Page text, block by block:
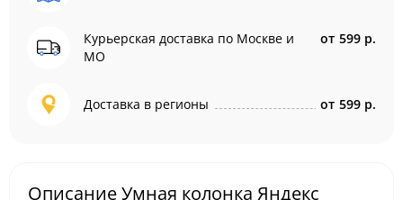
Курьерская доставка по Москве и
МО
от 599 р.
Доставка в регионы от 599 р.
Описание Умная колонка Яндекс